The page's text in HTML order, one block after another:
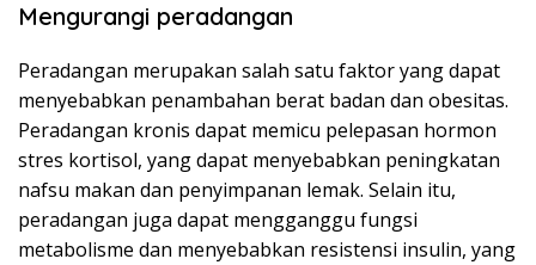
Mengurangi peradangan
Peradangan merupakan salah satu faktor yang dapat
menyebabkan penambahan berat badan dan obesitas.
Peradangan kronis dapat memicu pelepasan hormon
stres kortisol, yang dapat menyebabkan peningkatan
nafsu makan dan penyimpanan lemak. Selain itu,
peradangan juga dapat mengganggu fungsi
metabolisme dan menyebabkan resistensi insulin, yang